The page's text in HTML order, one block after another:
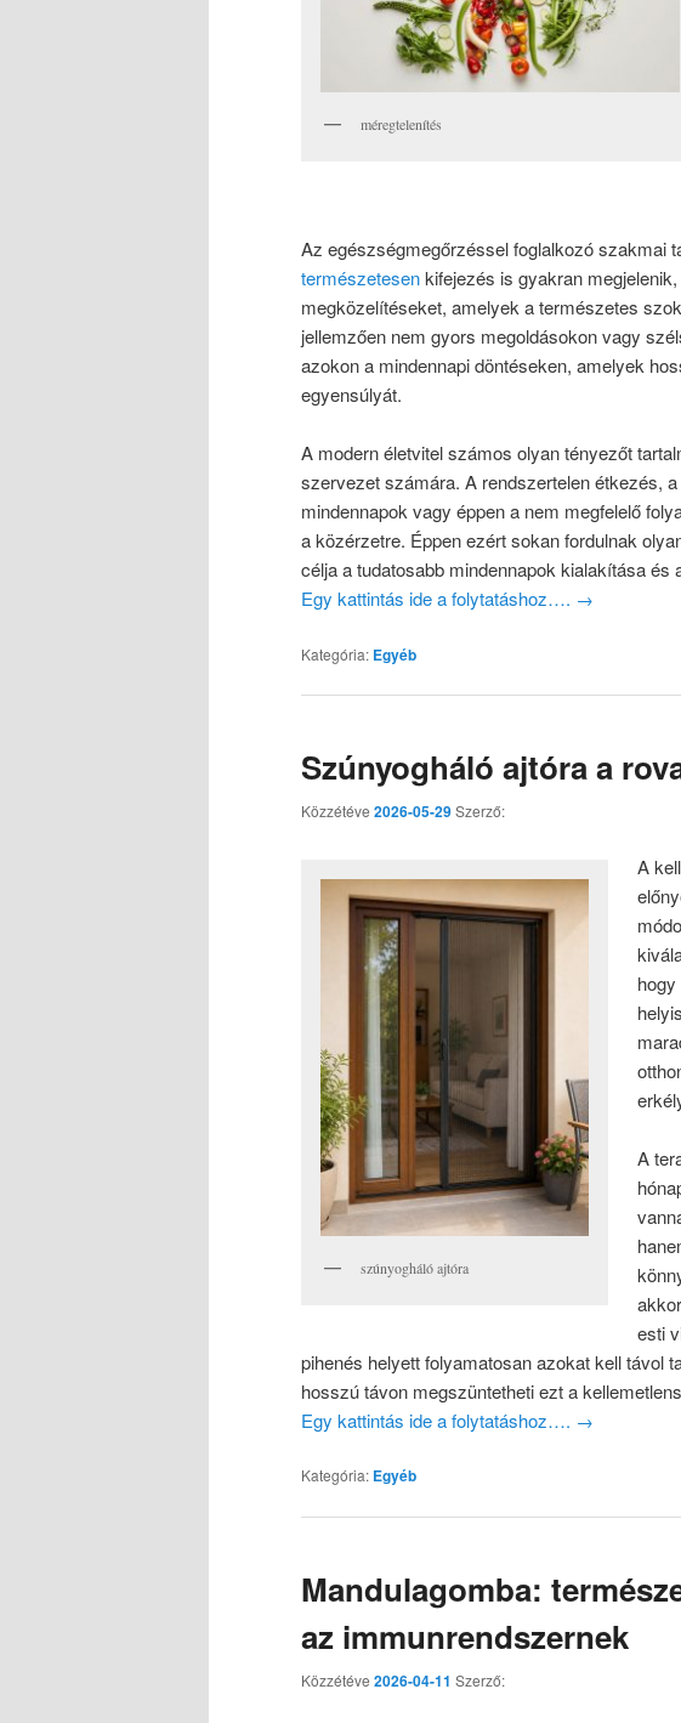
méregtelenítés
Az egészségmegőrzéssel foglalkozó szakmai
természetesenkifejezés is gyakran
megközelítéseket, amelyek a természetes
jellemzően nem gyors megoldásokon vagy
azokon a mindennapi döntéseken, amelyek
egyensúlyát.
A modern életvitel számos olyan tényezőt
szervezet számára. A rendszertelen étkezés,
mindennapok vagy éppen a nem megfelelő
a közérzetre. Éppen ezért sokan fordulnak
célja a tudatosabb mindennapok kialakítása
Egy kattintás ide a folytatáshoz…. →
Kategória: Egyéb
Szúnyogháló ajtóra a
Közzétéve 2026-05-29Szerző:
szúnyogháló ajtóra
A
A
esti
pihenés helyett folyamatosan azokat kell távol
hosszú távon megszüntetheti ezt a
Egy kattintás ide a folytatáshoz…. →
Kategória: Egyéb
Mandulagomba:
az immunrendszernek
Közzétéve 2026-04-11 Szerző: